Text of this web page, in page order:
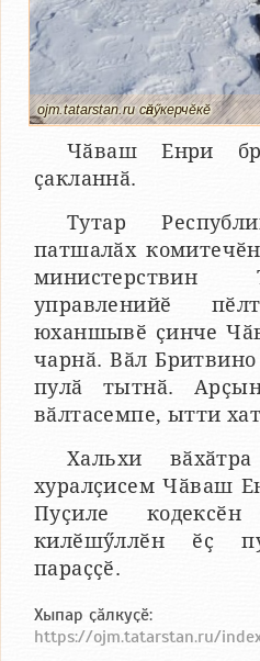
ojm.tatarstan.ru сӑнӳкерчӗкӗ
Чӑваш Енри
ҫакланнӑ.
Тутар
патшалӑх
министерствин
управленийӗ
юханшывӗ ҫинче
чарнӑ. Вӑл
пулӑ тытнӑ.
вӑлтасемпе, ытти
Хальхи
хуралҫисем Чӑваш
Пуҫиле
килӗшӳллӗн ӗҫ
параҫҫӗ.
Хыпар ҫӑлкуҫӗ:
https://ojm.tatarstan.ru/